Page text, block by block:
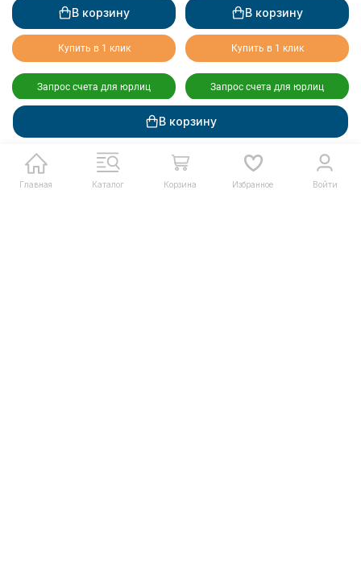
В корзину
В корзину
Купить в 1 клик
Запрос счета для юрлиц
В корзину
Купить в 1 клик
Запрос счета для юрлиц
Главная Каталог Корзина Избранное Войти